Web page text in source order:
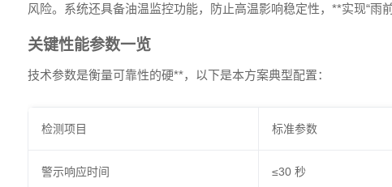
风险。系统还具备油温监控功能，防止高温影响稳定性，**实现“雨
关键性能参数一览
技术参数是衡量可靠性的硬**，以下是本方案典型配置：
检测项目 标准参数
警示响应时间 ≤30 秒